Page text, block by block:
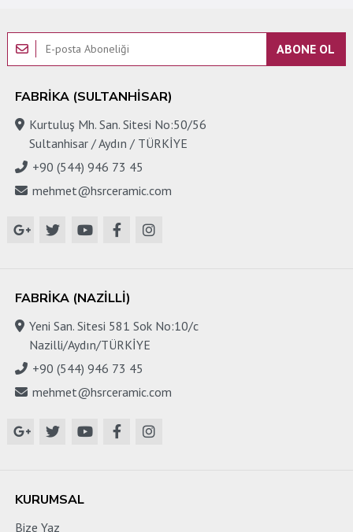
ABONE OL
FABRIKA (SULTANHISAR)
Kurtuluş Mh. San. Sitesi No:50/56
Sultanhisar / Aydın / TÜRKİYE
+90 (544) 946 73 45
mehmet@hsrceramic.com
FABRIKA (NAZILLI)
Yeni San. Sitesi 581 Sok No:10/c
Nazilli/Aydın/TÜRKİYE
+90 (544) 946 73 45
mehmet@hsrceramic.com
KURUMSAL
Bize Yaz